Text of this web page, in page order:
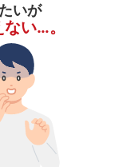
いが
い…。